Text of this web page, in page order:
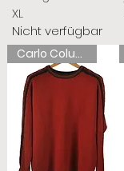
XL
Nicht verfügbar
Carlo Colucci